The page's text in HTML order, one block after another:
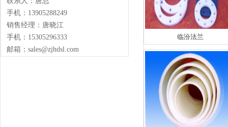
手机：13905288249
销售经理：唐晓江
手机：15305296333
邮箱：sales@zjhdsl.com
临汾法兰